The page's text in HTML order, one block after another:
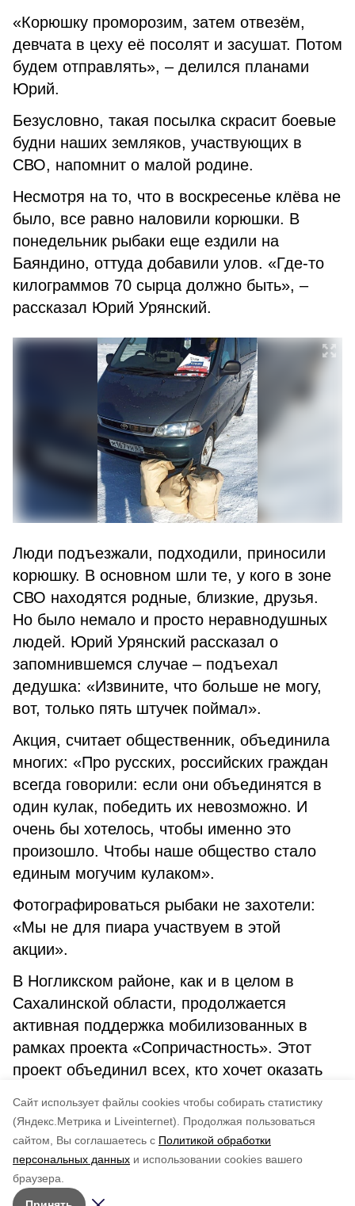
Cайт использует файлы cookies чтобы собирать статистику
(Яндекс.Метрика и Liveinternet).
Продолжая пользоваться
сайтом, Вы соглашаетесь с Политикой обработки
персональных данных и использовании cookies вашего
браузера.
«Корюшку проморозим, затем отвезём,
девчата в цеху её посолят и засушат. Потом
будем отправлять», – делился планами
Юрий.
Безусловно, такая посылка скрасит боевые
будни наших земляков, участвующих в
СВО, напомнит о малой родине.
Несмотря на то, что в воскресенье клёва не
было, все равно наловили корюшки. В
понедельник рыбаки еще ездили на
Баяндино, оттуда добавили улов. «Где-то
килограммов 70 сырца должно быть», –
рассказал Юрий Урянский.
Люди подъезжали, подходили, приносили
корюшку. В основном шли те, у кого в зоне
СВО находятся родные, близкие, друзья.
Но было немало и просто неравнодушных
людей. Юрий Урянский рассказал о
запомнившемся случае – подъехал
дедушка: «Извините, что больше не могу,
вот, только пять штучек поймал».
Акция, считает общественник, объединила
многих: «Про русских, российских граждан
всегда говорили: если они объединятся в
один кулак, победить их невозможно. И
очень бы хотелось, чтобы именно это
произошло. Чтобы наше общество стало
единым могучим кулаком».
Фотографироваться рыбаки не захотели:
«Мы не для пиара участвуем в этой
акции».
В Ногликском районе, как и в целом в
Сахалинской области, продолжается
активная поддержка мобилизованных в
рамках проекта «Сопричастность». Этот
проект объединил всех, кто хочет оказать
в специальной военной операции.
по оценке
5